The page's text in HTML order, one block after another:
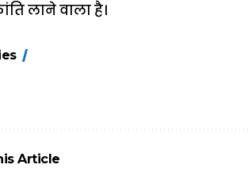
लाने वाला है।
के
Article